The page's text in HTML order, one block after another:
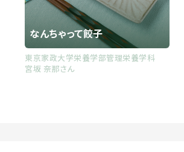
なんちゃって餃子
東京家政大学栄養学部管理栄養学科
宮坂 奈那さん